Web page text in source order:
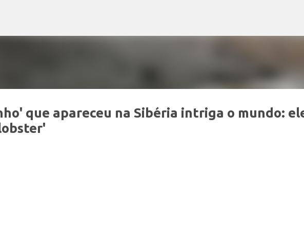
que apareceu na Sibéria intriga o mundo: